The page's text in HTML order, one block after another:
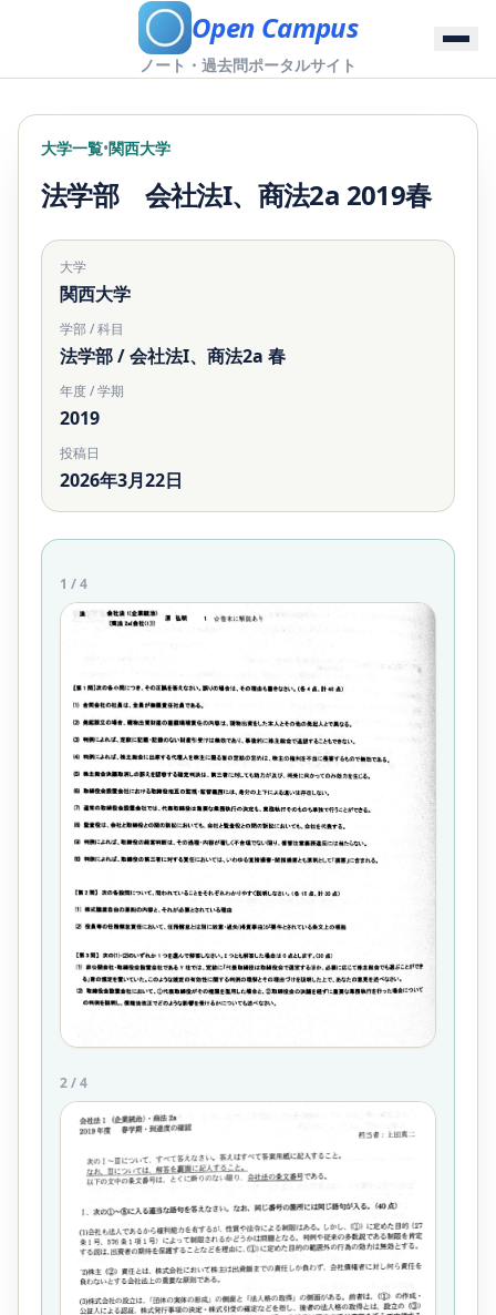
Open Campus
ノート・過去問ポータルサイト
大学一覧•関西大学
法学部 会社法I、商法2a 2019春
大学
関西大学
学部 / 科目
法学部 / 会社法I、商法2a 春
年度 / 学期
2019
投稿日
2026年3月22日
1 /4
2/4